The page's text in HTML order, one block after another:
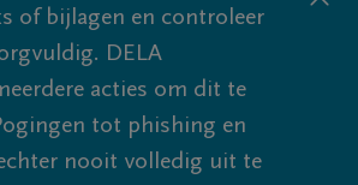
of bijlagen en controleer
DELA
acties om dit te
tot phishing en
nooit volledig uit te